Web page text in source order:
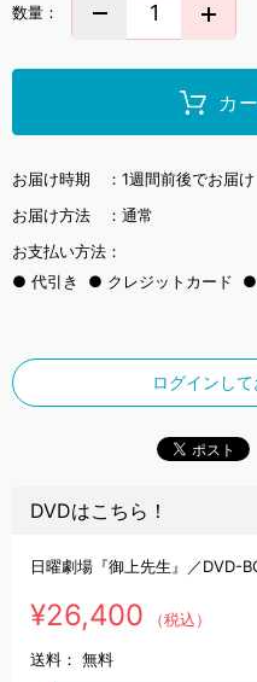
数量：
カ
お届け時期 ： 1週間前後でお届け
お届け方法 ： 通常
お支払い方法：
代引き
クレジットカード
ログインし
DVDはこちら！
日曜劇場『御上先生』／DVD-
¥26,400 （税込）
送料： 無料